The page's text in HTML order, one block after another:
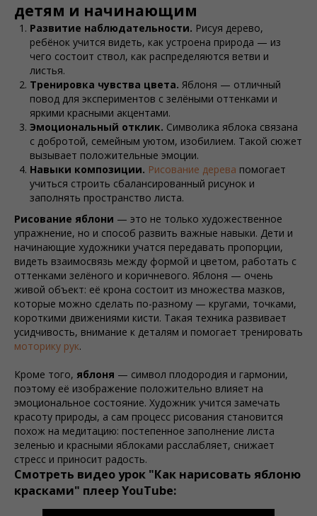
детям и начинающим
Развитие наблюдательности. Рисуя дерево,
ребёнок учится видеть, как устроена природа — из
чего состоит ствол, как распределяются ветви и
листья.
Тренировка чувства цвета. Яблоня — отличный
повод для экспериментов с зелёными оттенками и
яркими красными акцентами.
Эмоциональный отклик. Символика яблока связана
с добротой, семейным уютом, изобилием. Такой сюжет
вызывает положительные эмоции.
Навыки композиции. Рисование дерева помогает
учиться строить сбалансированный рисунок и
заполнять пространство листа.
Рисование яблони — это не только художественное
упражнение, но и способ развить важные навыки. Дети и
начинающие художники учатся передавать пропорции,
видеть взаимосвязь между формой и цветом, работать с
оттенками зелёного и коричневого. Яблоня — очень
живой объект: её крона состоит из множества мазков,
которые можно сделать по-разному — кругами, точками,
короткими движениями кисти. Такая техника развивает
усидчивость, внимание к деталям и помогает тренировать
моторику рук.
Кроме того, яблоня — символ плодородия и гармонии,
поэтому её изображение положительно влияет на
эмоциональное состояние. Художник учится замечать
красоту природы, а сам процесс рисования становится
похож на медитацию: постепенное заполнение листа
зеленью и красными яблоками расслабляет, снижает
стресс и приносит радость.
Смотреть видео урок "Как нарисовать яблоню
красками" плеер YouTube: